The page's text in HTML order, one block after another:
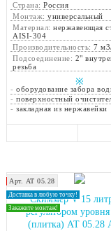
Страна:Россия
Монтаж:универсальный
Материал:нержавеющая
AISI-304
Производительность:7
Подсоединение: 2"
резьба
※
-оборудование забора
-поверхностный
-закладная из нержавейки
Хит продаж!
Доставка в любую точку!
Закажите монтаж!
Арт. АТ 05.28
Скиммер V 15
регулятором
(плитка) АТ 05.28